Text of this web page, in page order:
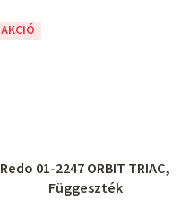
AKCIÓ
Redo 01-2247 ORBIT TRIAC,
Függeszték